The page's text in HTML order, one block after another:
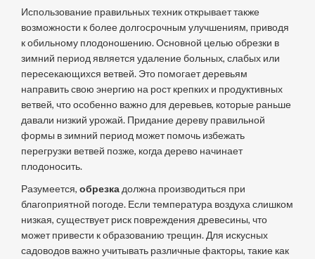
Использование правильных техник открывает также
возможности к более долгосрочным улучшениям, приводя
к обильному плодоношению. Основной целью обрезки в
зимний период является удаление больных, слабых или
пересекающихся ветвей. Это помогает деревьям
направить свою энергию на рост крепких и продуктивных
ветвей, что особенно важно для деревьев, которые раньше
давали низкий урожай. Придание дереву правильной
формы в зимний период может помочь избежать
перегрузки ветвей позже, когда дерево начинает
плодоносить.
Разумеется, обрезкадолжна производиться при
благоприятной погоде. Если температура воздуха слишком
низкая, существует риск повреждения древесины, что
может привести к образованию трещин. Для искусных
садоводов важно учитывать различные факторы, такие как